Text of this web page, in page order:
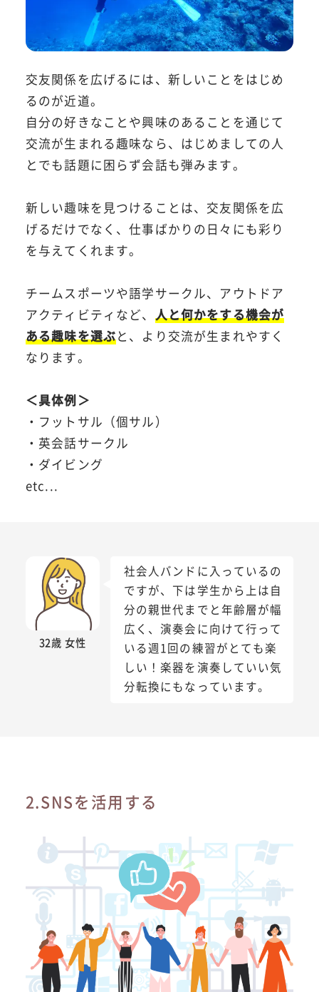
交友関係を広げるには、新しいことをはじめ
るのが近道。
自分の好きなことや興味のあることを通じて
交流が生まれる趣味なら、はじめましての人
とでも話題に困らず会話も弾みます。
新しい趣味を見つけることは、交友関係を広
げるだけでなく、仕事ばかりの日々にも彩り
を与えてくれます。
チームスポーツや語学サークル、アウトドア
アクティビティなど、 人と何かをする機会が
ある趣味を選ぶと、より交流が生まれやすく
なります。
＜具体例＞
・フットサル（個サル）
・英会話サークル
・ダイビング
etc...
32歳 女性
社会人バンドに入っているの
ですが、下は学生から上は自
分の親世代までと年齢層が幅
広く、演奏会に向けて行って
いる週1回の練習がとても楽
しい！楽器を演奏していい気
分転換にもなっています。
2.SNSを活用する